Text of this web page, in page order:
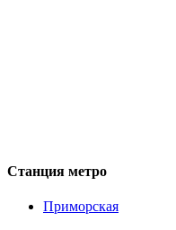
Станция метро
Приморская